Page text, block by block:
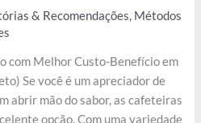
& Recomendações, Métodos
com Melhor Custo-Benefício em
Se você é um apreciador de
abrir mão do sabor, as cafeteiras
opção. Com uma variedade